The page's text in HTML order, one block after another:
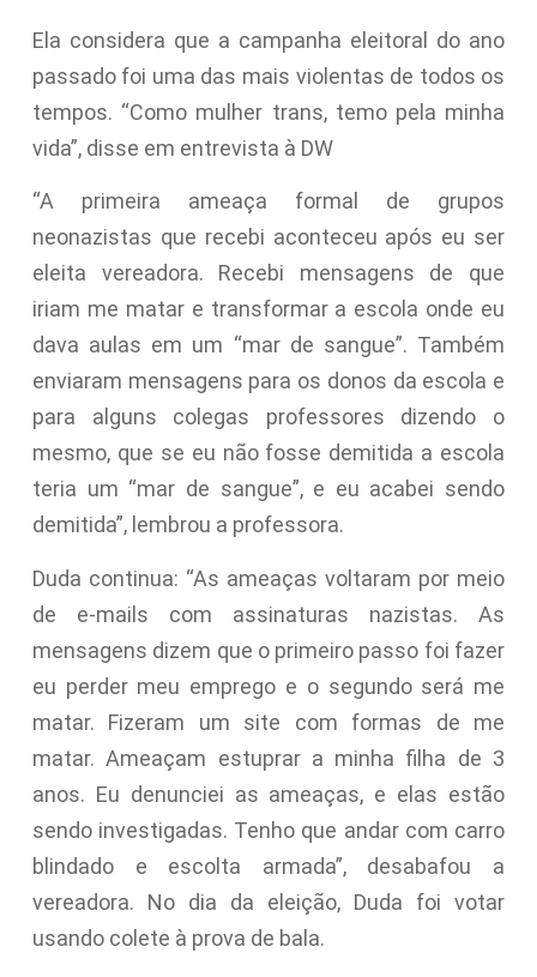
Ela considera que a campanha eleitoral do ano
passado foi uma das mais violentas de todos os
tempos. “Como mulher trans, temo pela minha
vida”, disse em entrevista à DW
“A primeira ameaça formal de grupos
neonazistas que recebi aconteceu após eu ser
eleita vereadora. Recebi mensagens de que
iriam me matar e transformar a escola onde eu
dava aulas em um “mar de sangue”. Também
enviaram mensagens para os donos da escola e
para alguns colegas professores dizendo o
mesmo, que se eu não fosse demitida a escola
teria um “mar de sangue”, e eu acabei sendo
demitida”, lembrou a professora.
Duda continua: “As ameaças voltaram por meio
de e-mails com assinaturas nazistas. As
mensagens dizem que o primeiro passo foi fazer
eu perder meu emprego e o segundo será me
matar. Fizeram um site com formas de me
matar. Ameaçam estuprar a minha filha de 3
anos. Eu denunciei as ameaças, e elas estão
sendo investigadas. Tenho que andar com carro
blindado e escolta armada”, desabafou a
vereadora. No dia da eleição, Duda foi votar
usando colete à prova de bala.